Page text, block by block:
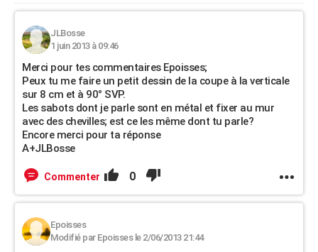
JLBosse
1 juin 2013 à 09:46
Merci pour tes commentaires Epoisses;
Peux tu me faire un petit dessin de la coupe à la verticale
sur 8 cm et à 90° SVP.
Les sabots dont je parle sont en métal et fixer au mur
avec des chevilles; est ce les même dont tu parle?
Encore merci pour ta réponse
A+JLBosse
Commenter 0
Epoisses
Modifié par Epoisses le 2/06/2013 21:44